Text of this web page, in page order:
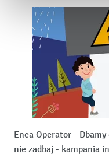
Enea Operator -
nie zadbaj - kampania